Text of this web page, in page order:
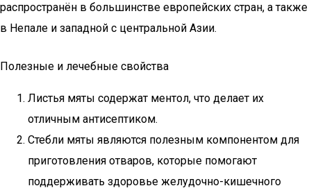
распространён в большинстве европейских стран, а также
в Непале и западной с центральной Азии.
Полезные и лечебные свойства
Листья мяты содержат ментол, что делает их
отличным антисептиком.
Стебли мяты являются полезным компонентом для
приготовления отваров, которые помогают
поддерживать здоровье желудочно-кишечного